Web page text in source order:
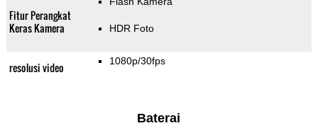
Fitur Perangkat
Keras Kamera
HDR Foto
resolusi video 1080p/30fps
Baterai